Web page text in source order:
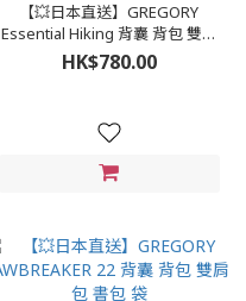
【💥日本直送】GREGORY
Essential Hiking 背囊 背包 雙肩
包 袋 行山 徒步
HK$780.00